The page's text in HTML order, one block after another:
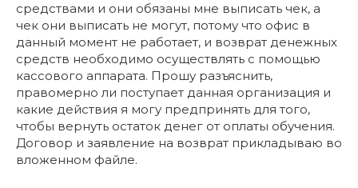
средствами и они обязаны мне выписать чек, а
чек они выписать не могут, потому что офис в
данный момент не работает, и возврат денежных
средств необходимо осуществлять с помощью
кассового аппарата. Прошу разъяснить,
правомерно ли поступает данная организация и
какие действия я могу предпринять для того,
чтобы вернуть остаток денег от оплаты обучения.
Договор и заявление на возврат прикладываю во
вложенном файле.